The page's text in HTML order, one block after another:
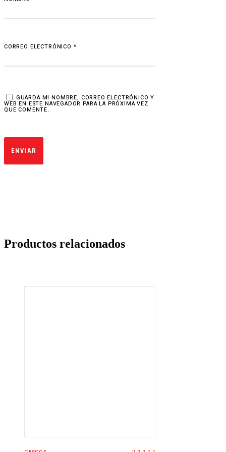
CORREO ELECTRÓNICO *
GUARDA MI NOMBRE, CORREO ELECTRÓNICO Y
WEB EN ESTE NAVEGADOR PARA LA PRÓXIMA VEZ
QUE COMENTE.
Productos relacionados